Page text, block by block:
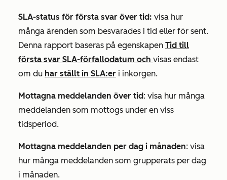
SLA-status för första svar över tid: visa hur
många ärenden som besvarades i tid eller för sent.
Denna rapport baseras på egenskapen Tid till
första svar SLA-förfallodatum och visas endast
om du har ställt in SLA:er i inkorgen.
Mottagna meddelanden över tid: visa hur många
meddelanden som mottogs under en viss
tidsperiod.
Mottagna meddelanden per dag i månaden: visa
hur många meddelanden som grupperats per dag
i månaden.